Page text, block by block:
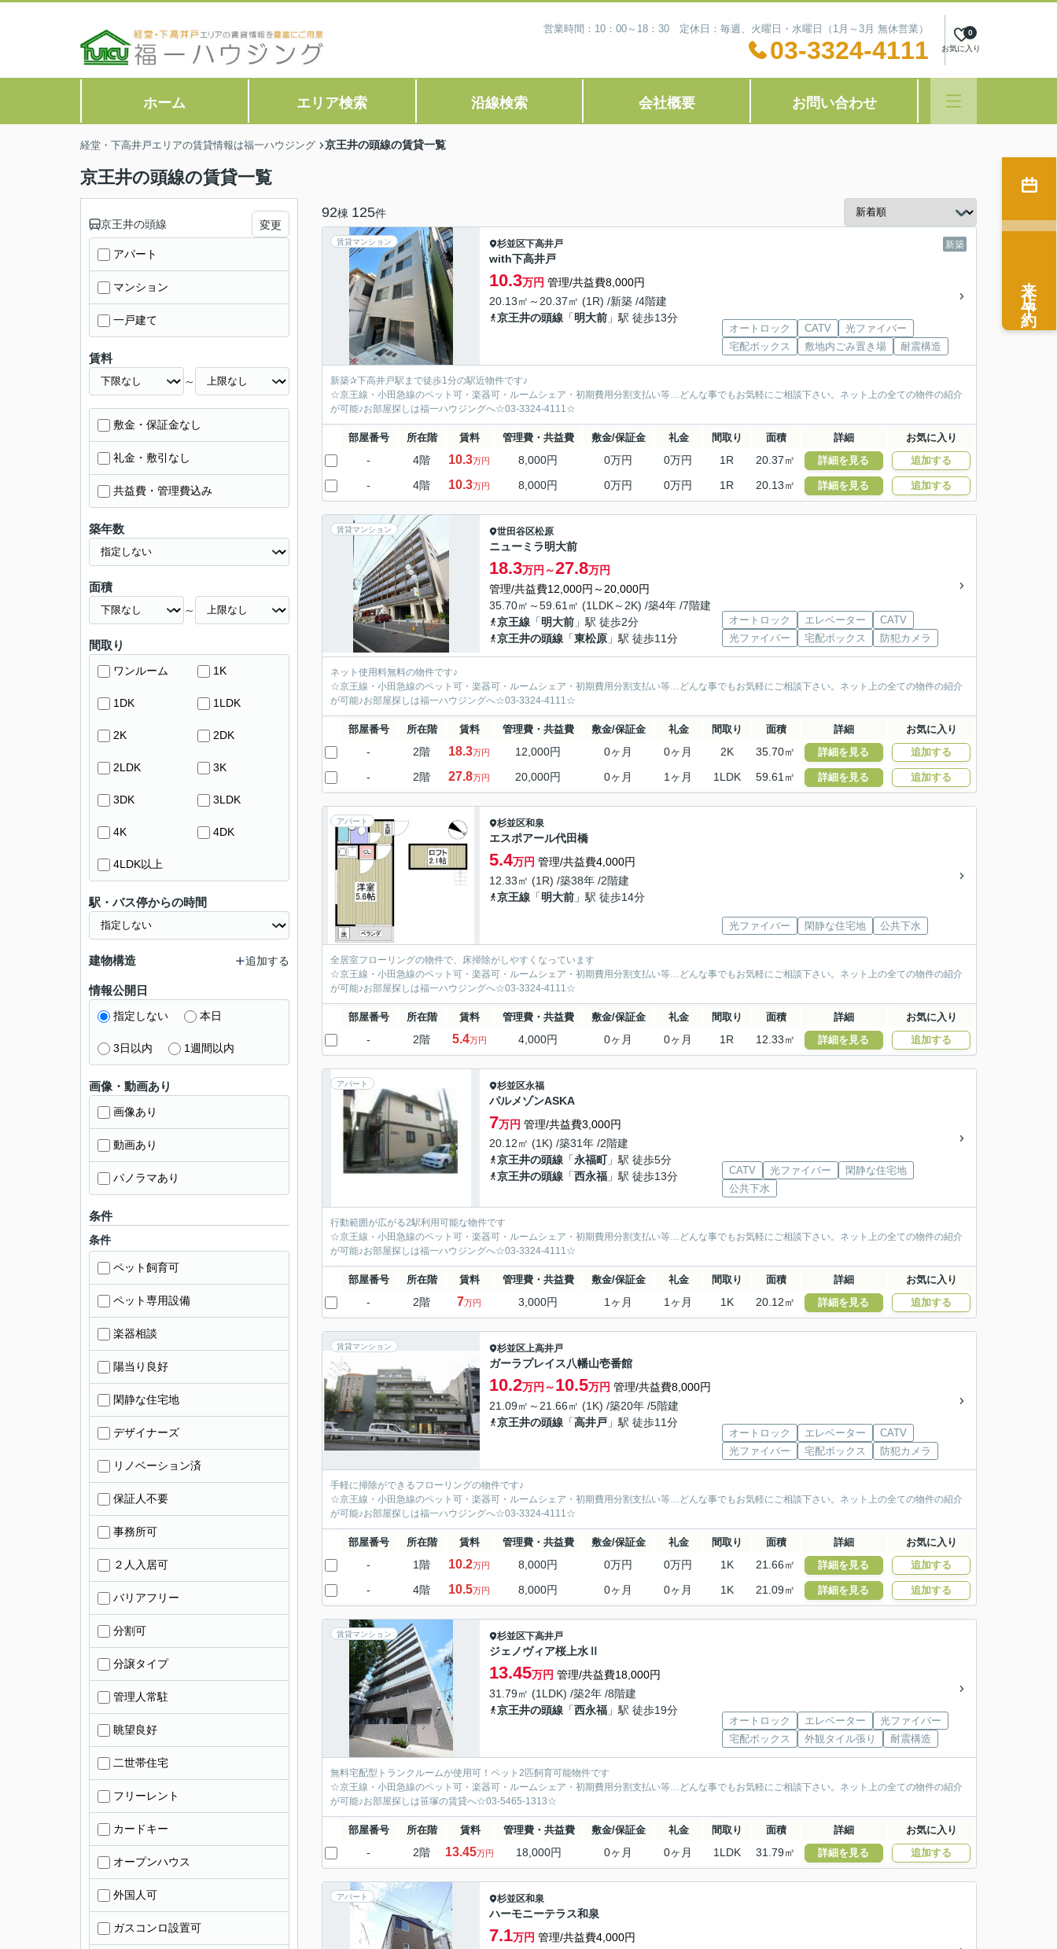
営業時間：10：00～18：30 定休日：毎週、火曜日・水曜日（1月～3月 無休営業）
03-3324-4111 お気に入り
0
ホーム エリア検索 沿線検索 会社概要 お問い合わせ
経堂・下高井戸エリアの賃貸情報は福一ハウジング 京王井の頭線の賃貸一覧
京王井の頭線の賃貸一覧
92棟 125件
賃貸マンション 新築
杉並区下高井戸
with下高井戸
10.3万円 管理/共益費8,000円
20.13㎡～20.37㎡ (1R) /新築 /4階建
京王井の頭線 「明大前 」駅 徒歩13分
オートロック CATV
光ファイバー
宅配ボックス
敷地内ごみ置き場 耐震構造
新築✰下高井戸駅まで徒歩1分の駅近物件です♪
☆京王線・小田急線のペット可・楽器可・ルームシェア・初期費用分割支払い等…どんな事でもお気軽にご相談下さい。ネット上の全ての物件の紹介
が可能♪お部屋探しは福一ハウジングへ☆03-3324-4111☆
部屋番号 所在階 賃料 管理費・共益費 敷金/保証金 礼金 間取り 面積 詳細 お気に入り
- 4階 10.3万円 8,000円 0万円 0万円 1R 20.37㎡ 詳細を見る 追加する
- 4階 10.3万円 8,000円 0万円 0万円 1R 20.13㎡ 詳細を見る 追加する
賃貸マンション 世田谷区松原
ニューミラ明大前
18.3万円～27.8万円
管理/共益費12,000円～20,000円
35.70㎡～59.61㎡ (1LDK～2K) /築4年 /7階建
京王線 「明大前 」駅 徒歩2分
京王井の頭線 「東松原 」駅 徒歩11分
オートロック エレベーター
CATV
光ファイバー
宅配ボックス 防犯カメラ
ネット使用料無料の物件です♪
☆京王線・小田急線のペット可・楽器可・ルームシェア・初期費用分割支払い等…どんな事でもお気軽にご相談下さい。ネット上の全ての物件の紹介
が可能♪お部屋探しは福一ハウジングへ☆03-3324-4111☆
部屋番号 所在階 賃料 管理費・共益費 敷金/保証金 礼金 間取り 面積 詳細 お気に入り
- 2階 18.3万円 12,000円 0ヶ月 0ヶ月 2K 35.70㎡ 詳細を見る 追加する
- 2階 27.8万円 20,000円 0ヶ月 1ヶ月 1LDK 59.61㎡ 詳細を見る 追加する
アパート 杉並区和泉
エスポアール代田橋
5.4万円 管理/共益費4,000円
12.33㎡ (1R) /築38年 /2階建
京王線 「明大前 」駅 徒歩14分
光ファイバー 閑静な住宅地 公共下水
全居室フローリングの物件で、床掃除がしやすくなっています
☆京王線・小田急線のペット可・楽器可・ルームシェア・初期費用分割支払い等…どんな事でもお気軽にご相談下さい。ネット上の全ての物件の紹介
が可能♪お部屋探しは福一ハウジングへ☆03-3324-4111☆
部屋番号 所在階 賃料 管理費・共益費 敷金/保証金 礼金 間取り 面積 詳細 お気に入り
- 2階 5.4万円 4,000円 0ヶ月 0ヶ月 1R 12.33㎡ 詳細を見る 追加する
アパート 杉並区永福
パルメゾンASKA
7万円 管理/共益費3,000円
20.12㎡ (1K) /築31年 /2階建
京王井の頭線 「永福町」駅 徒歩5分
京王井の頭線 「西永福 」駅 徒歩13分 CATV 光ファイバー
閑静な住宅地
公共下水
行動範囲が広がる2駅利用可能な物件です
☆京王線・小田急線のペット可・楽器可・ルームシェア・初期費用分割支払い等…どんな事でもお気軽にご相談下さい。ネット上の全ての物件の紹介
が可能♪お部屋探しは福一ハウジングへ☆03-3324-4111☆
部屋番号 所在階 賃料 管理費・共益費 敷金/保証金 礼金 間取り 面積 詳細 お気に入り
- 2階 7万円 3,000円 1ヶ月 1ヶ月 1K 20.12㎡ 詳細を見る 追加する
賃貸マンション 杉並区上高井戸
ガーラプレイス八幡山壱番館
10.2万円～10.5万円 管理/共益費8,000円
21.09㎡～21.66㎡ (1K) /築20年 /5階建
京王井の頭線 「高井戸 」駅 徒歩11分
オートロック エレベーター
CATV
光ファイバー
宅配ボックス 防犯カメラ
手軽に掃除ができるフローリングの物件です♪
☆京王線・小田急線のペット可・楽器可・ルームシェア・初期費用分割支払い等…どんな事でもお気軽にご相談下さい。ネット上の全ての物件の紹介
が可能♪お部屋探しは福一ハウジングへ☆03-3324-4111☆
部屋番号 所在階 賃料 管理費・共益費 敷金/保証金 礼金 間取り 面積 詳細 お気に入り
- 1階 10.2万円 8,000円 0万円 0万円 1K 21.66㎡ 詳細を見る 追加する
- 4階 10.5万円 8,000円 0ヶ月 0ヶ月 1K 21.09㎡ 詳細を見る 追加する
賃貸マンション 杉並区下高井戸
ジェノヴィア桜上水Ⅱ
13.45万円 管理/共益費18,000円
31.79㎡ (1LDK) /築2年 /8階建
京王井の頭線 「西永福 」駅 徒歩19分
オートロック エレベーター
光ファイバー
宅配ボックス
外観タイル張り 耐震構造
無料宅配型トランクルームが使用可！ペット2匹飼育可能物件です
☆京王線・小田急線のペット可・楽器可・ルームシェア・初期費用分割支払い等…どんな事でもお気軽にご相談下さい。ネット上の全ての物件の紹介
が可能♪お部屋探しは笹塚の賃貸へ☆03-5465-1313☆
部屋番号 所在階 賃料 管理費・共益費 敷金/保証金 礼金 間取り 面積 詳細 お気に入り
- 2階 13.45万円 18,000円 0ヶ月 0ヶ月 1LDK 31.79㎡ 詳細を見る 追加する
アパート 杉並区和泉
ハーモニーテラス和泉
7.1万円 管理/共益費4,000円
京王井の頭線 変更
アパート
マンション
一戸建て
賃料
～
敷金・保証金なし
礼金・敷引なし
共益費・管理費込み
築年数
面積
～
間取り
ワンルーム 1K
1DK 1LDK
2K 2DK
2LDK 3K
3DK 3LDK
4K 4DK
4LDK以上
駅・バス停からの時間
建物構造 追加する
情報公開日
指定しない 本日
3日以内 1週間以内
画像・動画あり
画像あり
動画あり
パノラマあり
条件
条件
ペット飼育可
ペット専用設備
楽器相談
陽当り良好
閑静な住宅地
デザイナーズ
リノベーション済
保証人不要
事務所可
２人入居可
バリアフリー
分割可
分譲タイプ
管理人常駐
眺望良好
二世帯住宅
フリーレント
カードキー
オープンハウス
外国人可
ガスコンロ設置可
来店予約